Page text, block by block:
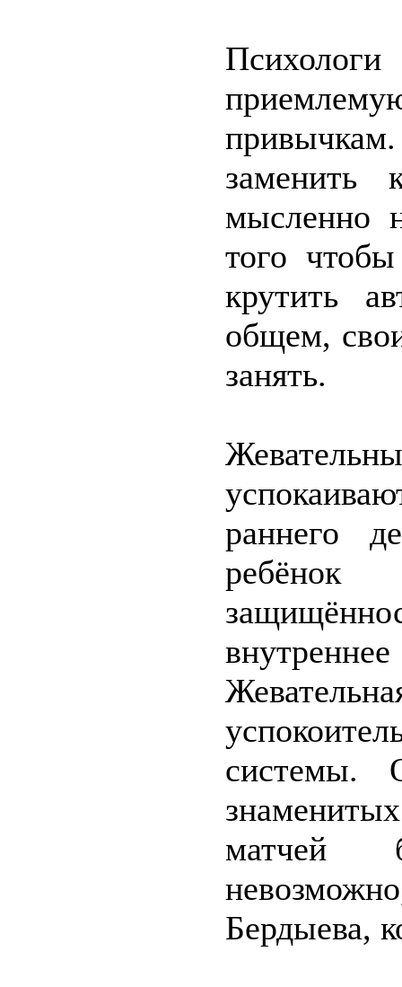
заменить
мысленно
того
крутить
общем,
занять.
раннего
ребёнок
системы.
матчей
Бердыева,